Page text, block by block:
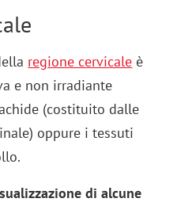
regione cervicale è
e non irradiante
(costituito dalle
oppure i tessuti
di alcune